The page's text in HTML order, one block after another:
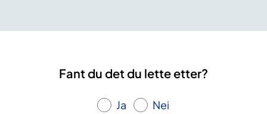
Fant du det du lette etter?
Ja Nei